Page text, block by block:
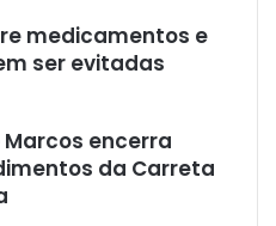
medicamentos e
ser evitadas
encerra
da Carreta